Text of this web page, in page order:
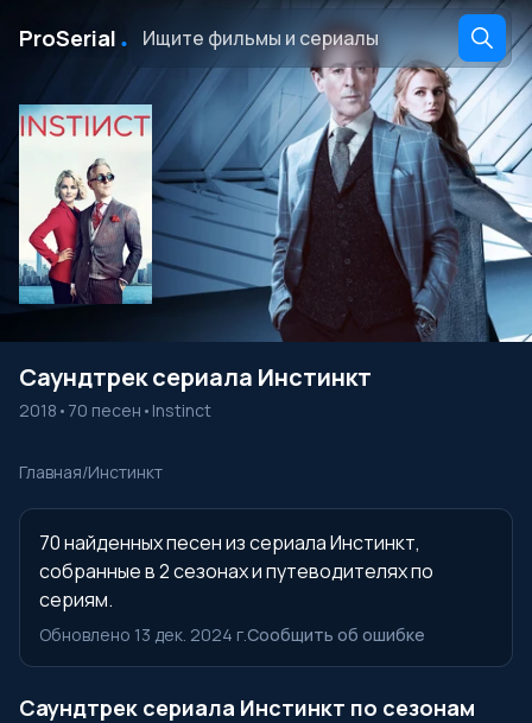
ProSerial ․
Саундтрек сериала Инстинкт
2018 • 70 песен • Instinct
Главная/Инстинкт
70 найденных песен из сериала Инстинкт,
собранные в 2 сезонах и путеводителях по
сериям.
Обновлено 13 дек. 2024 г.Сообщить об ошибке
Саундтрек сериала Инстинкт по сезонам